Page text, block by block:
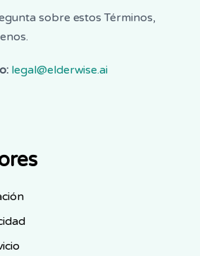
sobre estos Términos,
legal@elderwise.ai